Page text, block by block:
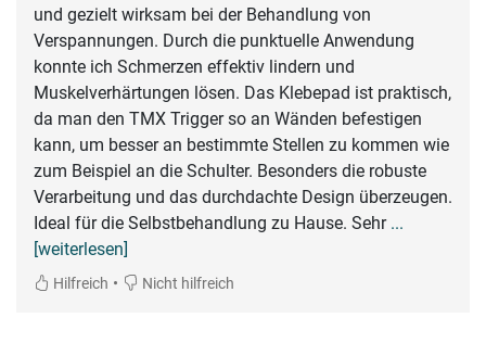
und gezielt wirksam bei der Behandlung von
Verspannungen. Durch die punktuelle Anwendung
konnte ich Schmerzen effektiv lindern und
Muskelverhärtungen lösen. Das Klebepad ist praktisch,
da man den TMX Trigger so an Wänden befestigen
kann, um besser an bestimmte Stellen zu kommen wie
zum Beispiel an die Schulter. Besonders die robuste
Verarbeitung und das durchdachte Design überzeugen.
Ideal für die Selbstbehandlung zu Hause. Sehr ...
[weiterlesen]
Hilfreich • Nicht hilfreich